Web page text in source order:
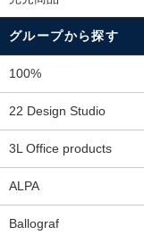
グループから探す
100%
22 Design Studio
3L Office products
ALPA
Ballograf